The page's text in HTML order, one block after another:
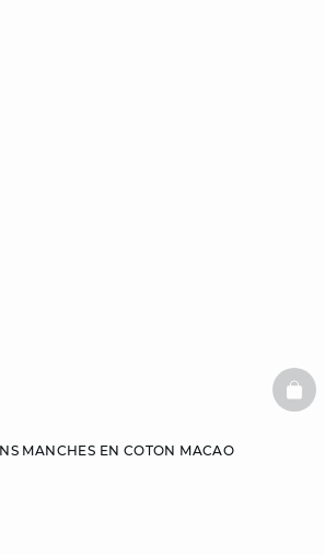
MANCHES EN COTON MACAO